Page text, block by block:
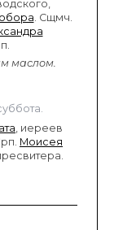
. Сщмч.
маслом.
, иереев
Моисея